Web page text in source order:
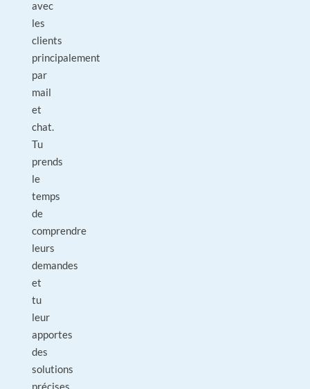
avec
les
clients
principalement
par
mail
et
chat.
Tu
prends
le
temps
de
comprendre
leurs
demandes
et
tu
leur
apportes
des
solutions
précises,